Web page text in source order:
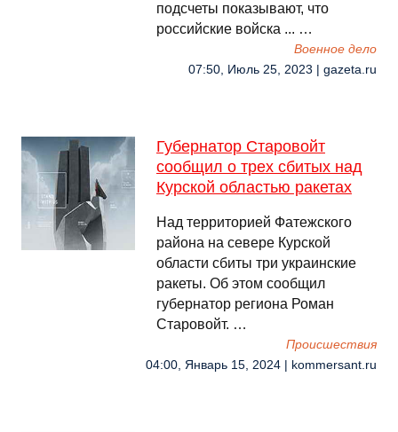
подсчеты показывают, что
российские войска ... …
Военное дело
07:50, Июль 25, 2023 | gazeta.ru
Губернатор Старовойт
сообщил о трех сбитых над
Курской областью ракетах
Над территорией Фатежского
района на севере Курской
области сбиты три украинские
ракеты. Об этом сообщил
губернатор региона Роман
Старовойт. …
Происшествия
04:00, Январь 15, 2024 | kommersant.ru